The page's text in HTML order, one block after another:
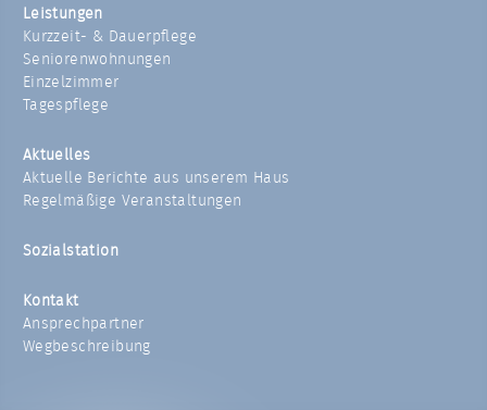
Leistungen
Kurzzeit- & Dauerpflege
Seniorenwohnungen
Einzelzimmer
Tagespflege
Aktuelles
Aktuelle Berichte aus unserem Haus
Regelmäßige Veranstaltungen
Sozialstation
Kontakt
Ansprechpartner
Wegbeschreibung